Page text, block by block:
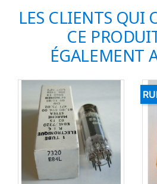
LES CLIENTS QUI
CE
ÉGALEMENT